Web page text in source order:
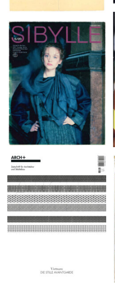
SIBYLLE 6/89
ARCH+ Nr. 226, Herbst
2016